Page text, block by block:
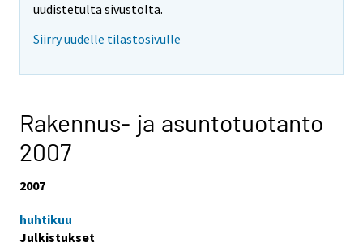
uudistetulta sivustolta.
Siirry uudelle tilastosivulle
Rakennus- ja asuntotuotanto
2007
2007
huhtikuu
Julkistukset